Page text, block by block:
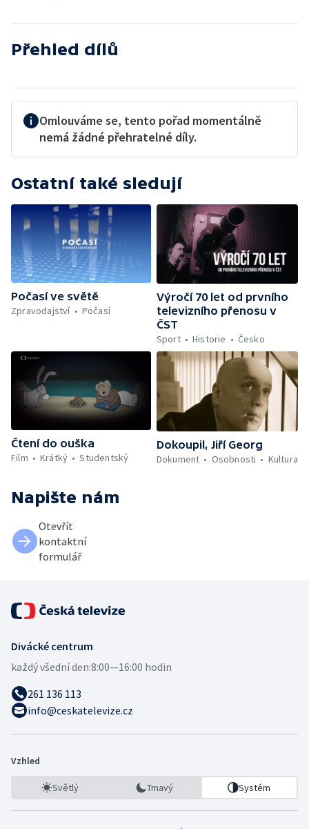
Přehled dílů
Omlouváme se, tento pořad momentálně
nemá žádné přehratelné díly.
Ostatní také sledují
Počasí ve světě
Zpravodajství
Počasí
Výročí 70 let od prvního
televizního přenosu v
ČST
Sport
Historie Česko
Čtení do ouška
Film
Krátký Studentský
Dokoupil, Jiří Georg
Dokument
Osobnosti Kultura
Napište nám
Otevřít
kontaktní
formulář
Divácké centrum
každý všední den:8:00—16:00 hodin
261 136 113
info@ceskatelevize.cz
Vzhled
Světlý Tmavý Systém